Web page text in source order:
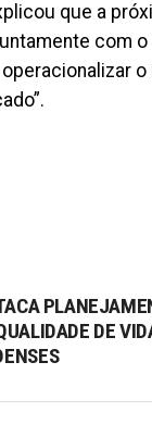
que a
com
DE